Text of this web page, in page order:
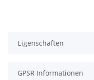
Eigenschaften
GPSR Informationen